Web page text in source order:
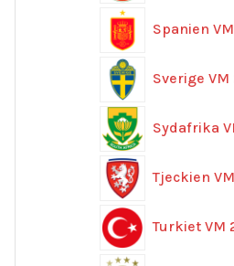
Spanien
Sverige
Sydafrika
Tjeckien
Turkiet VM